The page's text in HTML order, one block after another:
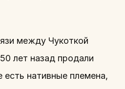
между Чукоткой
лет назад продали
нативные племена,